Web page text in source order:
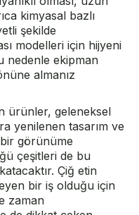
kimyasal bazlı
şekilde
modelleri için hijyeni
nedenle ekipman
almanız
ürünler, geleneksel
yenilenen tasarım ve
görünüme
çeşitleri de bu
Çiğ etin
bir iş olduğu için
zaman